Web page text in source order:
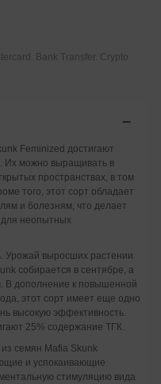
Bank Transfer. Crypto
Feminized достигают
Их можно выращивать в
пространствах, в том
того, этот сорт обладает
и болезням, что делает
для неопытных
Урожай выросших растении
собирается в сентябре, а
В дополнение к повышенной
этот сорт имеет еще одно
высокую эффективность.
25% содержание ТГК.
семян Mafia Skunk
и успокаивающие
стимуляцию вида